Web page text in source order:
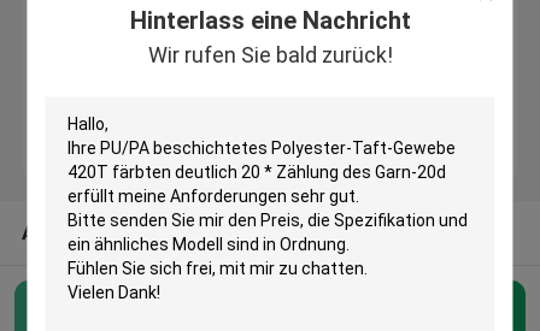
Hinterlass eine Nachricht
Wir rufen Sie bald zurück!
Kontaktieren Sie uns
Polyester-Taftgewebe
Nylontaft-Gewebe
ANDERE KATEGORIEN AUS UNS